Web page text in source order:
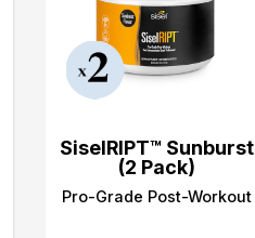
SiselRIPT™ Sunburst
(2 Pack)
Pro-Grade Post-Workout